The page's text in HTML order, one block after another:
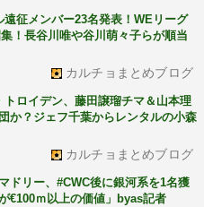
征メンバー23名発表！WEリーグ
！長谷川唯や谷川萌々子らが順当
カルチョまとめブログ
トロイデン、藤田譲瑠チマ＆山本理
か？ジェフ千葉からレンタルの小森
カルチョまとめブログ
リー、#CWC後に銀河系を1名獲
€100ｍ以上の価値」byas記者